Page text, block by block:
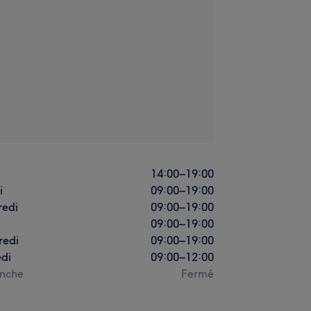
14:00–19:00
09:00–19:00
09:00–19:00
09:00–19:00
09:00–19:00
09:00–12:00
Fermé